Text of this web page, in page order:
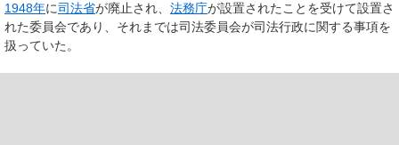
1948年に司法省が廃止され、 法務庁が設置されたことを受けて設置さ
れた委員会であり、それまでは司法委員会が司法行政に関する事項を
扱っていた。